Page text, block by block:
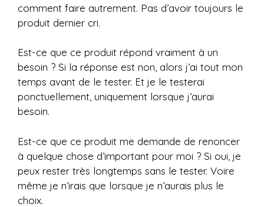
comment faire autrement. Pas d’avoir toujours le
produit dernier cri.
Est-ce que ce produit répond vraiment à un
besoin ? Si la réponse est non, alors j’ai tout mon
temps avant de le tester. Et je le testerai
ponctuellement, uniquement lorsque j’aurai
besoin.
Est-ce que ce produit me demande de renoncer
à quelque chose d’important pour moi ? Si oui, je
peux rester très longtemps sans le tester. Voire
même je n’irais que lorsque je n’aurais plus le
choix.